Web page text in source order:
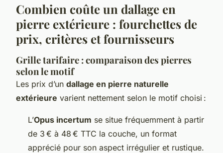
Combien coûte un dallage en
pierre extérieure : fourchettes de
prix, critères et fournisseurs
Grille tarifaire : comparaison des pierres
selon le motif
Les prix d’un dallage en pierre naturelle
extérieure varient nettement selon le motif choisi :
L’Opus incertum se situe fréquemment à partir
de 3 € à 48 € TTC la couche, un format
apprécié pour son aspect irrégulier et rustique.